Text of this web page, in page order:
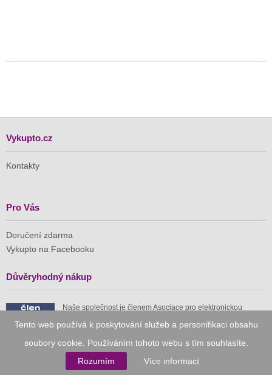
Tento web používá k poskytování služeb a personifikaci obsahu
soubory cookie. Používáním tohoto webu s tím souhlasíte.
Rozumím
Více informací
Vykupto.cz
Kontakty
Pro Vás
Doručení zdarma
Vykupto na Facebooku
Důvěryhodný nákup
Naše společnost je členem Asociace pro elektronickou